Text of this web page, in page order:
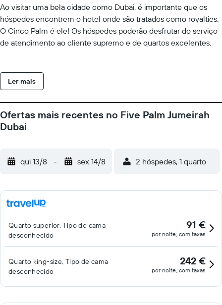
Ao visitar uma bela cidade como Dubai, é importante que os
hóspedes encontrem o hotel onde são tratados como royalties.
O Cinco Palm é ele! Os hóspedes poderão desfrutar do serviço
de atendimento ao cliente supremo e de quartos excelentes.
Ler mais
Ofertas mais recentes no Five Palm Jumeirah
Dubai
qui 13/8 - sex 14/8 2 hóspedes, 1 quarto
Quarto superior, Tipo de cama
desconhecido
91 €
por noite, com taxas
Quarto king-size, Tipo de cama
desconhecido
242 €
por noite, com taxas